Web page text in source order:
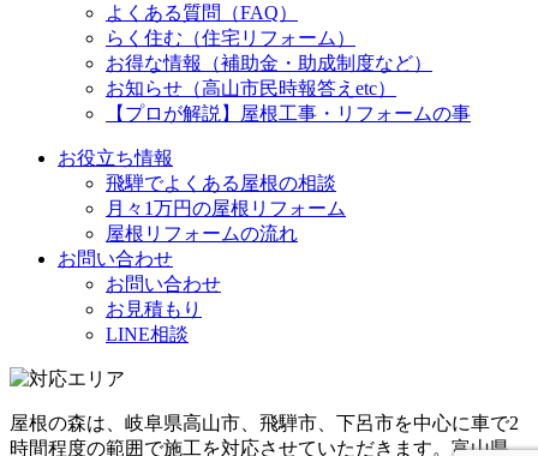
よくある質問（FAQ）
らく住む（住宅リフォーム）
お得な情報（補助金・助成制度など）
お知らせ（高山市民時報答えetc）
【プロが解説】屋根工事・リフォームの事
お役立ち情報
飛騨でよくある屋根の相談
月々1万円の屋根リフォーム
屋根リフォームの流れ
お問い合わせ
お問い合わせ
お見積もり
LINE相談
屋根の森は、岐阜県高山市、飛騨市、下呂市を中心に車で2
時間程度の範囲で施工を対応させていただきます。富山県、